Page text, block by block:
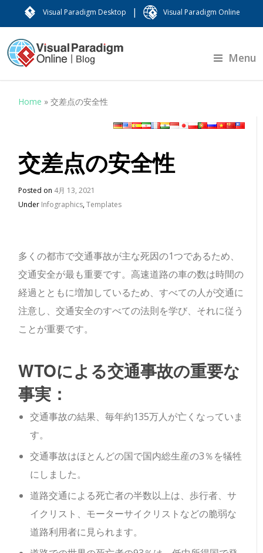
Visual Paradigm Desktop | Visual Paradigm Online
Menu
Home »交差点の安全性
交差点の安全性
Posted on 4月 13, 2021
Under Infographics,Templates
多くの都市で交通事故が主な死因の1つであるため、
交通安全が最も重要です。高速道路の車の数は時間の
経過とともに増加しているため、すべての人が交通に
注意し、交通安全のすべての法則を学び、それに従う
ことが重要です。
WTOによる交通事故の重要な
事実：
交通事故の結果、毎年約135万人が亡くなっていま
す。
交通事故はほとんどの国で国内総生産の3％を犠牲
にしました。
道路交通による死亡者の半数以上は、歩行者、サ
イクリスト、モーターサイクリストなどの脆弱な
道路利用者に見られます。